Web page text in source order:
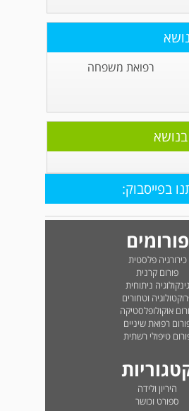
רפואת משפחה
בפייסבוק:
פורומים
כירורגיה פלסטית
פורום קרנית
גינקולוגיה ניתוחית
וטחורים
אוקולופלסטיקה
רפואת שיניים
טיפולי רשתית
היריון ולידה
ספורט וכושר